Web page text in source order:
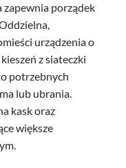
porządek
urządzenia o
z siateczki
potrzebnych
lub ubrania.
kask oraz
większe